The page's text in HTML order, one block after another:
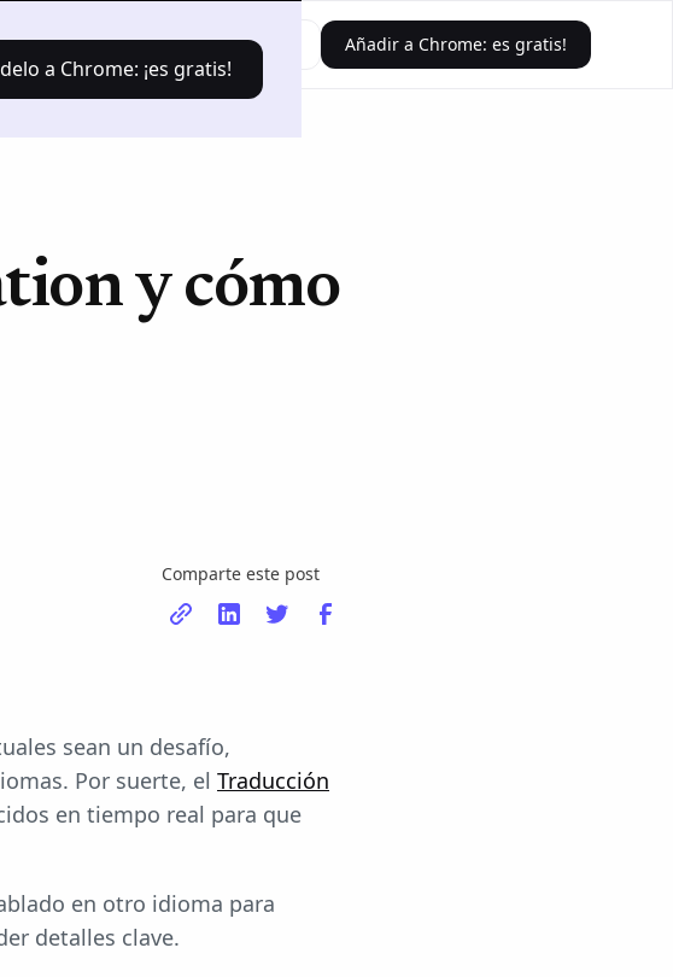
a Chrome: ¡es gratis!
Recursos Iniciar sesión Añadir a Chrome: es gratis!
y cómo
Comparte este post
sean un desafío,
Por suerte, el Traducción
en tiempo real para que
en otro idioma para
detalles clave.